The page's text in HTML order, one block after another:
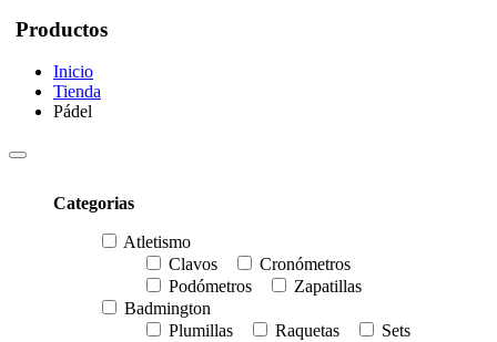
Productos
Inicio
Tienda
Pádel
Categorias
Atletismo
Clavos
Cronómetros
Podómetros
Zapatillas
Badmington
Plumillas
Raquetas
Sets